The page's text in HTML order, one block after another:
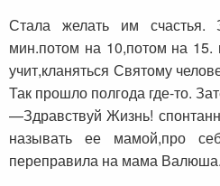
Стала желать им счастья.
мин.потом на 10,потом на
учит,кланяться Святому
Так прошло полгода где-то.
—Здравствуй Жизнь!
называть ее мамой,про
переправила на мама Валюша.